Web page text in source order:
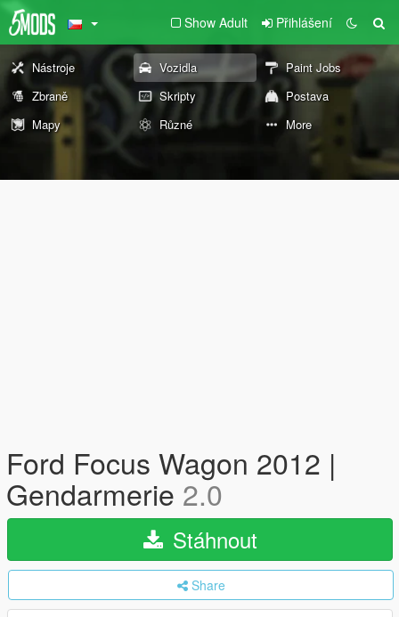
Show Adult Přihlášení
Nástroje Vozidla
Paint Jobs
Zbraně
Skripty
Postava
Mapy
Různé More
Ford Focus Wagon 2012 |
Gendarmerie 2.0
Stáhnout
Share